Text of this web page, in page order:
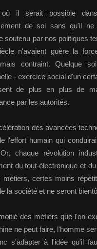
il serait possible
de soi sans qu'il
soutenu par nos politiques
n'avaient guère la
contraint. Quelque
- exercice social d'un
de plus en plus de
par les autorités.
des avancées
l'effort humain qui
chaque révolution
du tout-électronique et
métiers, certes moins
la société et ne seront
des métiers que l'on
ne peut faire, l'homme
s'adapter à l'idée qu'il